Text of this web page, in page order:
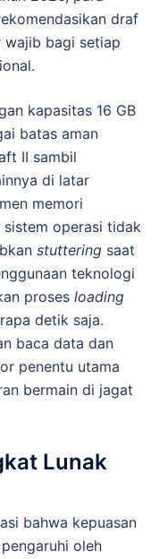
draf
wajib bagi setiap
kapasitas 16 GB
batas aman
II sambil
di latar
memori
operasi tidak
stuttering saat
teknologi
proses loading
detik saja.
baca data dan
penentu utama
bermain di jagat
Lunak
bahwa kepuasan
oleh